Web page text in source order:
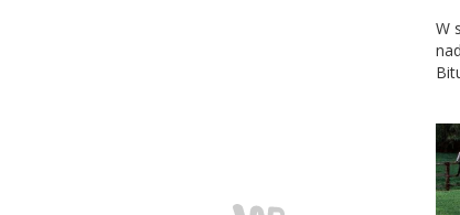
W